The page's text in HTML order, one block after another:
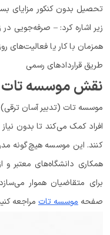
تحصیل بدون کنکور مزایای
زیر اشاره کرد: – صرفه‌جویی
همزمان با کار یا فعالیت‌های
طریق قراردادهای رسمی
نقش موسسه
موسسه تات (تدبیر آسان
افراد کمک می‌کند تا بدون نیاز
کنند. این موسسه هیچ‌گونه
همکاری دانشگاه‌های معتبر
برای متقاضیان هموار
صفحه موسسه تات مراجعه